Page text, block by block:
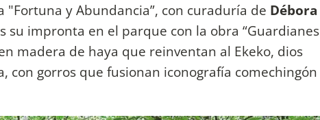
"Fortuna y Abundancia”, con curaduría de Débora
su impronta en el parque con la obra “Guardianes
madera de haya que reinventan al Ekeko, dios
con gorros que fusionan iconografía comechingón